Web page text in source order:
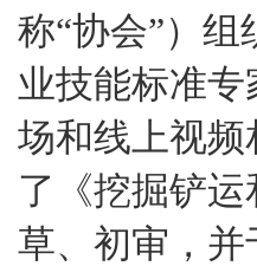
称“协会”）
业技能标准
场和线上视
了《挖掘铲
草、初审，并